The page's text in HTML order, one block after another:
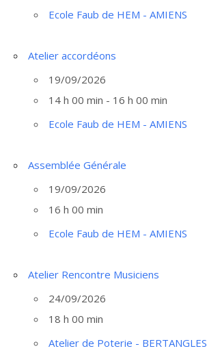
Ecole Faub de HEM - AMIENS
Atelier accordéons
19/09/2026
14 h 00 min - 16 h 00 min
Ecole Faub de HEM - AMIENS
Assemblée Générale
19/09/2026
16 h 00 min
Ecole Faub de HEM - AMIENS
Atelier Rencontre Musiciens
24/09/2026
18 h 00 min
Atelier de Poterie - BERTANGLES